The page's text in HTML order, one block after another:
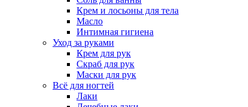
Крем и лосьоны для тела
Масло
Интимная гигиена
Уход за руками
Крем для рук
Скраб для рук
Маски для рук
Всё для ногтей
Лаки